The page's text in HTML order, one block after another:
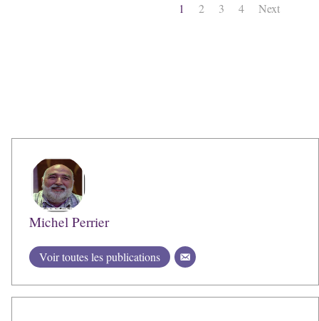
1 2 3 4 Next
Michel Perrier
Voir toutes les publications